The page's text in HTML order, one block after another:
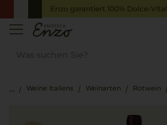
Enzo garantiert 100% Dolce-Vita!
Weine Italiens Weinarten Rotwein